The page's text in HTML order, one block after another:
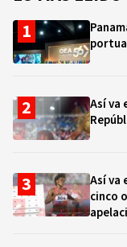
Así va
Así va
cinco